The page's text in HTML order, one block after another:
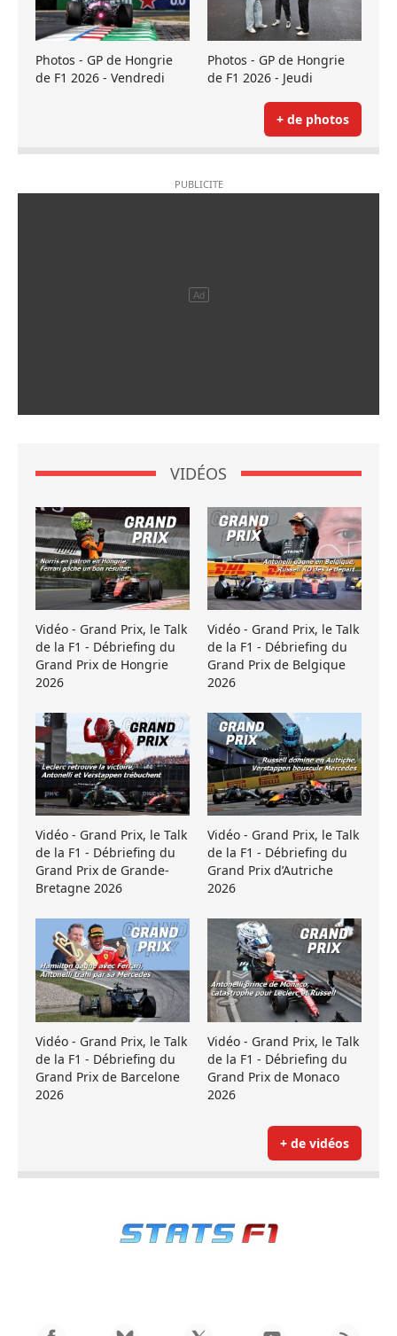
Photos - GP de Hongrie
de F1 2026 - Vendredi
Photos - GP de Hongrie
de F1 2026 - Jeudi
+ de photos
VIDÉOS
Vidéo - Grand Prix, le Talk
de la F1 - Débriefing du
Grand Prix de Hongrie
2026
Vidéo - Grand Prix, le Talk
de la F1 - Débriefing du
Grand Prix de Belgique
2026
Vidéo - Grand Prix, le Talk
de la F1 - Débriefing du
Grand Prix de Grande-
Bretagne 2026
Vidéo - Grand Prix, le Talk
de la F1 - Débriefing du
Grand Prix d’Autriche
2026
Vidéo - Grand Prix, le Talk
de la F1 - Débriefing du
Grand Prix de Barcelone
2026
Vidéo - Grand Prix, le Talk
de la F1 - Débriefing du
Grand Prix de Monaco
2026
+ de vidéos